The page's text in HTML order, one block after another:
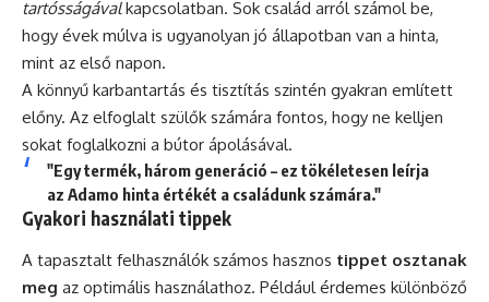
tartósságávalkapcsolatban. Sok család arról számol be,
hogy évek múlva is ugyanolyan jó állapotban van a hinta,
mint az első napon.
A könnyű karbantartás és tisztítás szintén gyakran említett
előny. Az elfoglalt szülők számára fontos, hogy ne kelljen
sokat foglalkozni a bútor ápolásával.
"Egy termék, három generáció – ez tökéletesen leírja
az Adamo hinta értékét a családunk számára."
Gyakori használati tippek
A tapasztalt felhasználók számos hasznos tippet osztanak
meg az optimális használathoz. Például érdemes különböző